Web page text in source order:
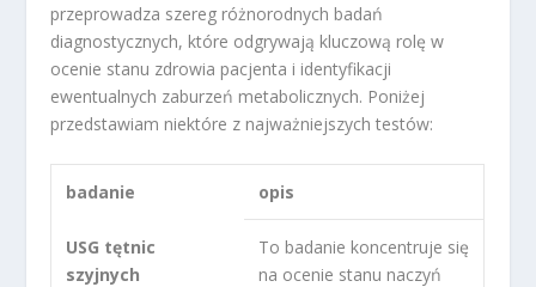
przeprowadza szereg różnorodnych badań
diagnostycznych, które odgrywają kluczową rolę w
ocenie stanu zdrowia pacjenta i identyfikacji
ewentualnych zaburzeń metabolicznych. Poniżej
przedstawiam niektóre z najważniejszych testów:
badanie opis
USG tętnic
szyjnych
To badanie koncentruje się
na ocenie stanu naczyń